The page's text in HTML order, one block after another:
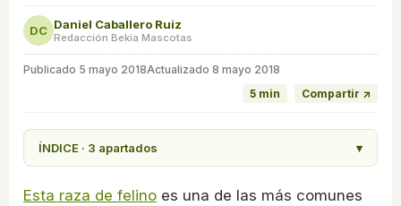
DC Daniel Caballero Ruiz
Redacción Bekia Mascotas
Publicado 5 mayo 2018Actualizado 8 mayo 2018
5 min
Compartir ↗
ÍNDICE · 3 apartados ▾
Esta raza de felino es una de las más comunes